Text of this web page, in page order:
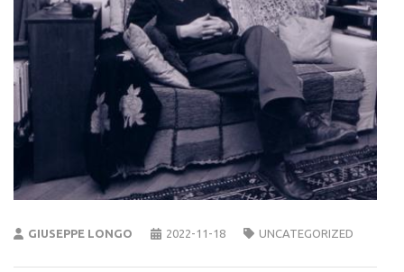
GIUSEPPE LONGO 2022-11-18 UNCATEGORIZED